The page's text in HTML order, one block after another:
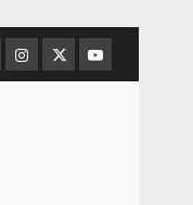
Instagram
TwitterYoutube